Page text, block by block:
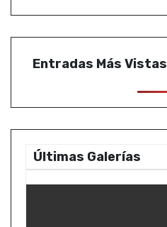
Entradas Más Vistas
Últimas Galerías